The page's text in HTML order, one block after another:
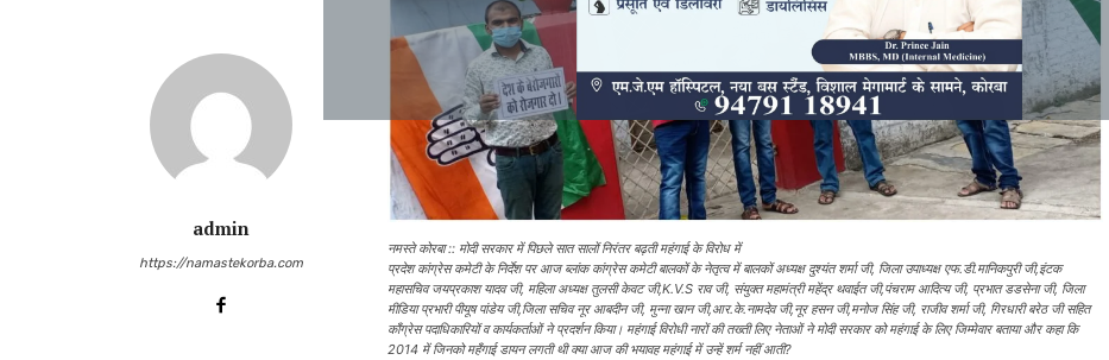
admin
https://namastekorba.com
नमस्ते कोरबा :: मोदी सरकार में पिछले सात सालों निरंतर बढ़ती महंगाई के विरोध में
प्रदेश कांग्रेस कमेटी के निर्देश पर आज ब्लांक कांग्रेस कमेटी बालकों के नेतृत्व में बालकों अध्यक्ष दुश्यंत शर्मा जी, जिला उपाध्यक्ष एफ.डी.मानिकपुरी जी,इंटक
महासचिव जयप्रकाश यादव जी, महिला अध्यक्ष तुलसी केवट जी,K.V.S राव जी, संयुक्त महामंत्री महेंद्र थवाईत जी,पंचराम आदित्य जी, प्रभात डडसेना जी, जिला
मीडिया प्रभारी पीयूष पांडेय जी,जिला सचिव नूर आबदीन जी, मुन्ना खान जी,आर.के.नामदेव जी,नूर हसन‌ जी,मनोज सिंह जी, राजीव शर्मा जी, गिरधारी बरेठ जी सहित
काँग्रेस पदाधिकारियों व कार्यकर्ताओं ने प्रदर्शन किया। महंगाई विरोधी नारों की तख्ती लिए नेताओं ने मोदी सरकार को महंगाई के लिए जिम्मेवार बताया और कहा कि
2014 में जिनको महँगाई डायन लगती थी क्या आज की भयावह महंगाई में उन्हें शर्म नहीं आती?